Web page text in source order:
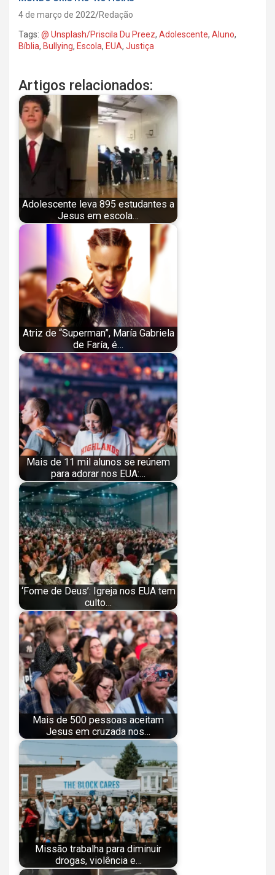
4 de março de 2022 Redação
Tags: @ Unsplash/Priscila Du Preez, Adolescente, Aluno,
Bíblia, Bullying, Escola, EUA, Justiça
Artigos relacionados:
Adolescente leva 895 estudantes a
Jesus em escola…
Atriz de “Superman”, María Gabriela
de Faría, é…
Mais de 11 mil alunos se reúnem
para adorar nos EUA:…
‘Fome de Deus’: Igreja nos EUA tem
culto…
Mais de 500 pessoas aceitam
Jesus em cruzada nos…
Missão trabalha para diminuir
drogas, violência e…